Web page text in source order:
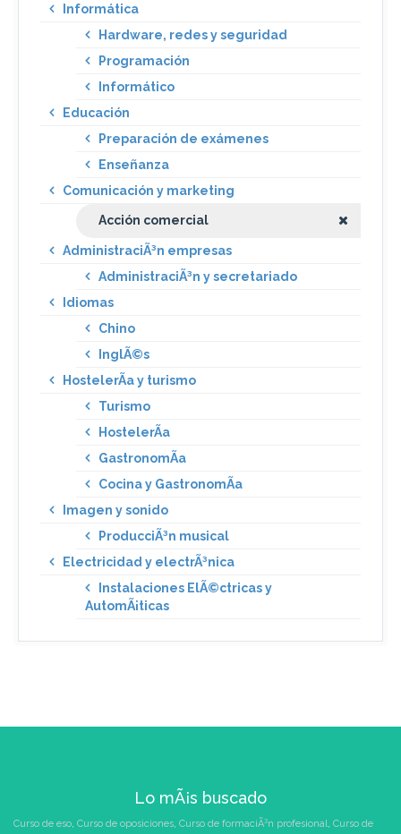
Informática
Hardware, redes y seguridad
Programación
Informático
Educación
Preparación de exámenes
Enseñanza
Comunicación y marketing
Acción comercial
AdministraciÃ³n empresas
AdministraciÃ³n y secretariado
Idiomas
Chino
InglÃ©s
HostelerÃ­a y turismo
Turismo
HostelerÃ­a
GastronomÃ­a
Cocina y GastronomÃ­a
Imagen y sonido
ProducciÃ³n musical
Electricidad y electrÃ³nica
Instalaciones ElÃ©ctricas y
AutomÃ¡ticas
Lo mÃ¡s buscado
Curso de eso, Curso de oposiciones, Curso de formaciÃ³n profesional, Curso de